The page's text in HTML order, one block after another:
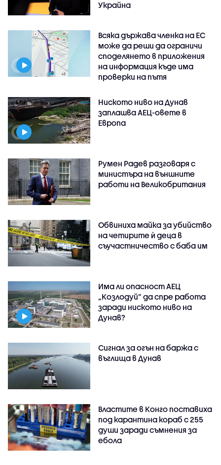
Украйна
Всяка държава членка на ЕС
може да реши да ограничи
споделянето в приложения
на информация къде има
проверки на пътя
Ниското ниво на Дунав
заплашва АЕЦ-овете в
Европа
Румен Радев разговаря с
министъра на външните
работи на Великобритания
Обвиниха майка за убийство
на четирите ѝ деца в
съучастничество с баба им
Има ли опасност АЕЦ
„Козлодуй” да спре работа
заради ниското ниво на
Дунав?
Сигнал за огън на баржа с
въглища в Дунав
Властите в Конго поставиха
под карантина кораб с 255
души заради съмнения за
ебола